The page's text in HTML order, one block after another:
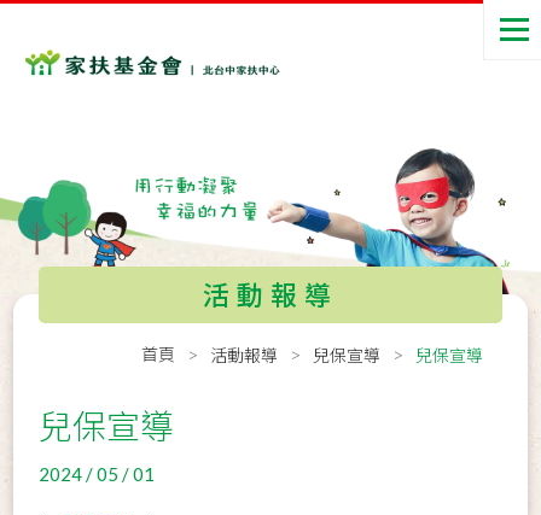
活動報導
首頁 活動報導 兒保宣導 兒保宣導
兒保宣導
2024 / 05 / 01